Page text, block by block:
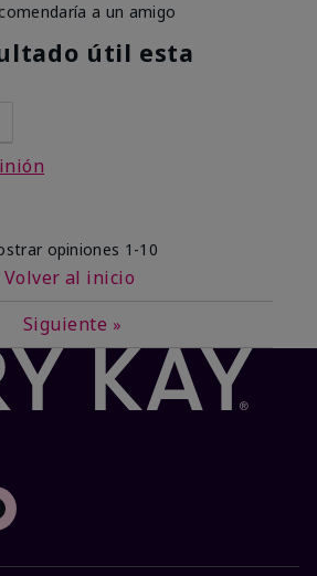
a un amigo
útil esta
opiniones 1-10
Volver al inicio
Siguiente »